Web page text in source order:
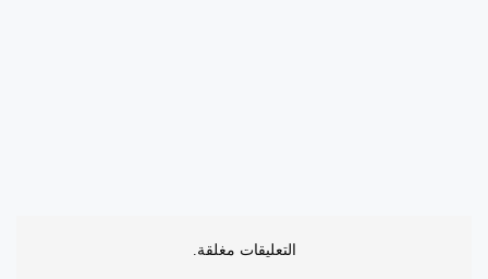
التعليقات مغلقة.